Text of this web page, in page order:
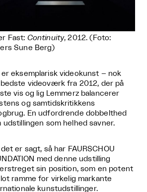
Fast: Continuity, 2012. (Foto:
Sune Berg)
er eksemplarisk videokunst – nok
videoværk fra 2012, der på
vis og lig Lemmerz balancerer
og samtidskritikkens
En udfordrende dobbelthed
udstillingen som helhed savner.
det er sagt, så har FAURSCHOU
med denne udstilling
sin position, som en potent
ramme for virkelig markante
kunstudstillinger.